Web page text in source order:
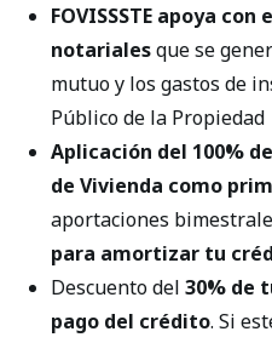
FOVISSSTE apoya
notarialesque se
mutuo y los gastos de
Público de la Propiedad
Aplicación del 100%
de Vivienda como
aportaciones
para amortizar tu
Descuento del 30% de
pago del crédito. Si